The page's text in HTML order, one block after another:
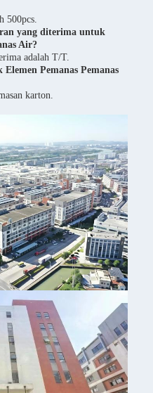
500pcs.
yang diterima untuk
Air?
adalah T/T.
Pemanas Pemanas
karton.